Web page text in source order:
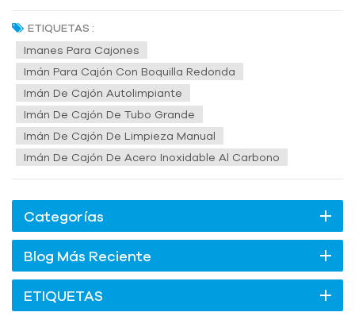
fuerza magnética y mantener los imanes eficientes a través
de diferentes mecanismos de limpieza. Esto ayuda a
mejorar la pureza de los productos y proteger los equipos
posteriores en la...
ETIQUETAS :
Imanes Para Cajones
Imán Para Cajón Con Boquilla Redonda
Imán De Cajón Autolimpiante
Imán De Cajón De Tubo Grande
Imán De Cajón De Limpieza Manual
Imán De Cajón De Acero Inoxidable Al Carbono
Categorías
Blog Más Reciente
ETIQUETAS